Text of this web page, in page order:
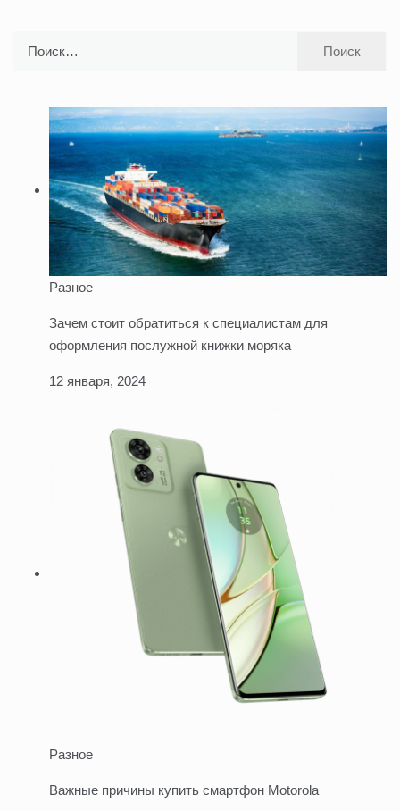
Разное
Зачем стоит обратиться к специалистам для
оформления послужной книжки моряка
12 января, 2024
Разное
Важные причины купить смартфон Motorola